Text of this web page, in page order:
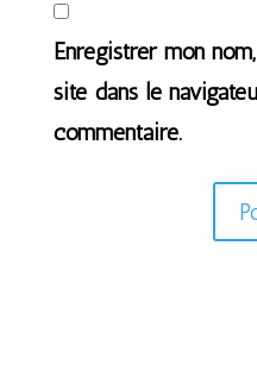
Enregistrer mon
site dans le
commentaire.